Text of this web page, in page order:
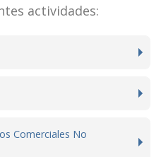
actividades:
Comerciales No